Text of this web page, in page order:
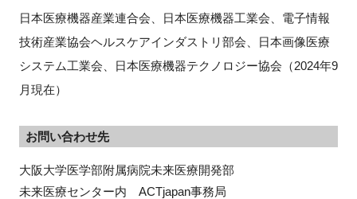
日本医療機器産業連合会、日本医療機器工業会、電子情報
技術産業協会ヘルスケアインダストリ部会、日本画像医療
システム工業会、日本医療機器テクノロジー協会（2024年9
月現在）
お問い合わせ先
大阪大学医学部附属病院未来医療開発部
未来医療センター内　ACTjapan事務局